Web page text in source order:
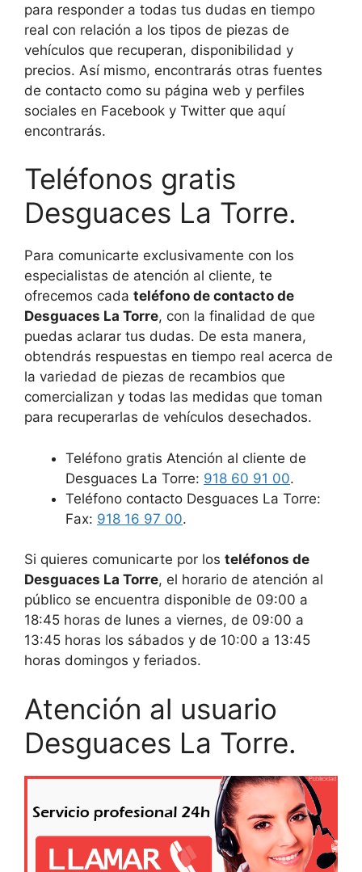
para responder a todas tus dudas en tiempo
real con relación a los tipos de piezas de
vehículos que recuperan, disponibilidad y
precios. Así mismo, encontrarás otras fuentes
de contacto como su página web y perfiles
sociales en Facebook y Twitter que aquí
encontrarás.
Teléfonos gratis
Desguaces La Torre.
Para comunicarte exclusivamente con los
especialistas de atención al cliente, te
ofrecemos cada teléfono de contacto de
Desguaces La Torre, con la finalidad de que
puedas aclarar tus dudas. De esta manera,
obtendrás respuestas en tiempo real acerca de
la variedad de piezas de recambios que
comercializan y todas las medidas que toman
para recuperarlas de vehículos desechados.
Teléfono gratis Atención al cliente de
Desguaces La Torre: 918 60 91 00.
Teléfono contacto Desguaces La Torre:
Fax: 918 16 97 00.
Si quieres comunicarte por los teléfonos de
Desguaces La Torre, el horario de atención al
público se encuentra disponible de 09:00 a
18:45 horas de lunes a viernes, de 09:00 a
13:45 horas los sábados y de 10:00 a 13:45
horas domingos y feriados.
Atención al usuario
Desguaces La Torre.